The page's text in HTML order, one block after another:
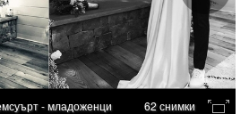
- младоженци 62 снимки